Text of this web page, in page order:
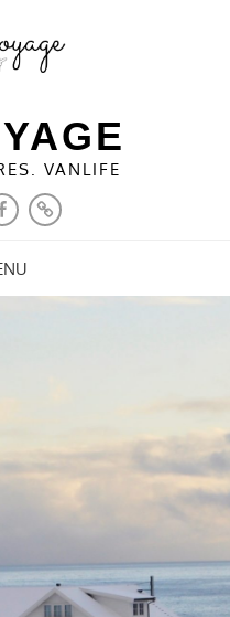
VANLIFE
PINTEREST